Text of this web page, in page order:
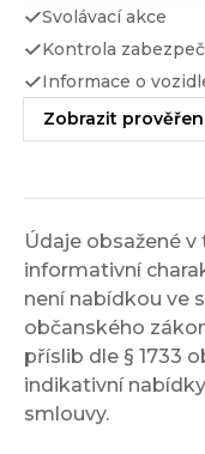
Svolávací akce
Kontrola
Informace o
Zobrazit
Údaje obsažené
informativní
není nabídkou ve
občanského
příslib dle § 1733
indikativní
smlouvy.